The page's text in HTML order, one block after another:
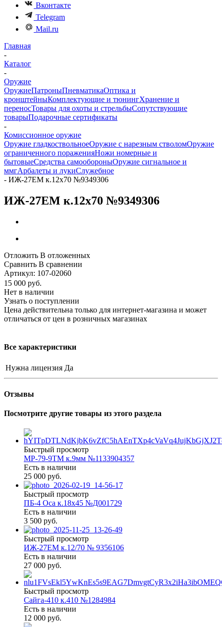
Вконтакте
Telegram
Mail.ru
Главная
-
Каталог
-
Оружие
ОружиеПатроныПневматикаОптика и
кронштейныКомплектующие и тюнингХранение и
переносТовары для охоты и стрельбыСопутствующие
товарыПодарочные сертификаты
-
Комиссионное оружие
Оружие гладкоствольноеОружие с нарезным стволомОружие
ограниченного пораженияНожи номерные и
бытовыеСредства самообороныОружие сигнальное и
ммгАрбалеты и лукиСлужебное
- ИЖ-27ЕМ к.12х70 №9349306
ИЖ-27ЕМ к.12х70 №9349306
Отложить В отложенных
Сравнить В сравнении
Артикул: 107-02060
15 000 руб.
Нет в наличии
Узнать о поступлении
Цена действительна только для интернет-магазина и может
отличаться от цен в розничных магазинах
Все характеристики
Нужна лицензия Да
Отзывы
Посмотрите другие товары из этого раздела
Быстрый просмотр
МР-79-9ТМ к.9мм №1133904357
Есть в наличии
25 000 руб.
Быстрый просмотр
ПБ-4 Оса к.18х45 №Д001729
Есть в наличии
3 500 руб.
Быстрый просмотр
ИЖ-27ЕМ к.12/70 № 9356106
Есть в наличии
27 000 руб.
Быстрый просмотр
Сайга-410 к.410 №1284984
Есть в наличии
12 000 руб.